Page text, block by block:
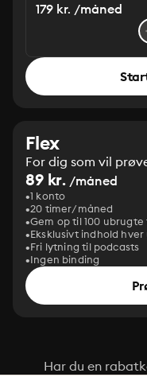
179 kr. /måned
Flex
For dig som vil
89 kr. /måned
1 konto
20 timer/måned
Gem op til 100
Eksklusivt indhold hver
Fri lytning til podcasts
Ingen binding
Har du en